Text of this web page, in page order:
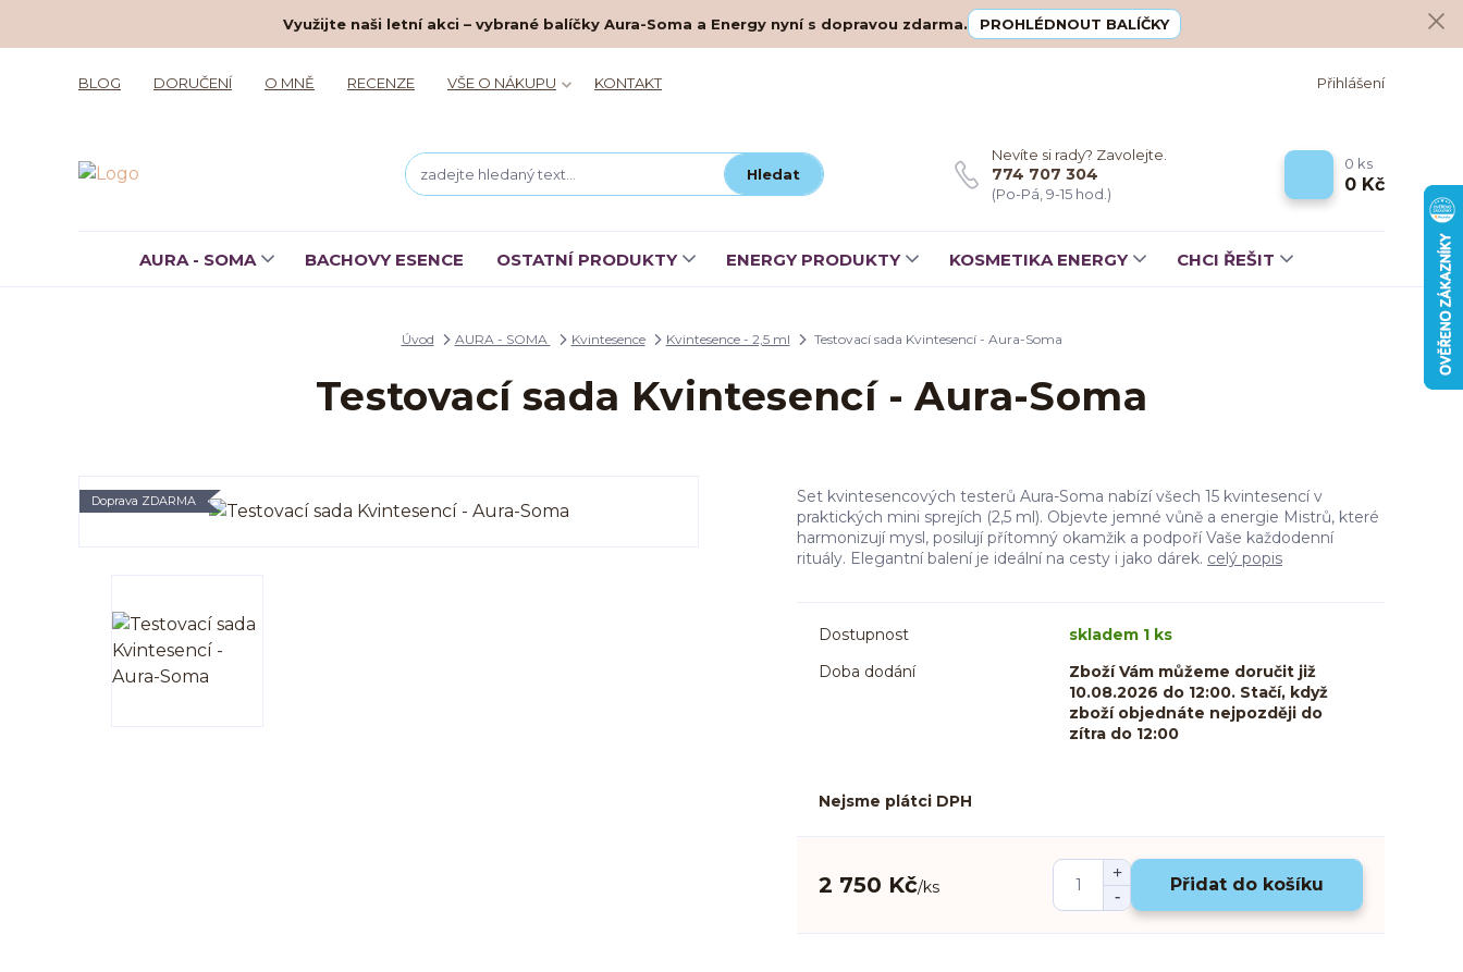
Využijte naši letní akci – vybrané balíčky Aura-Soma a Energy nyní s dopravou zdarma. PROHLÉDNOUT BALÍČKY
BLOG DORUČENÍ O MNĚ RECENZE VŠE O NÁKUPU KONTAKT Přihlášení
Hledat
Nevíte si rady? Zavolejte.
774 707 304
(Po-Pá, 9-15 hod.)
0 ks
0 Kč
AURA - SOMA BACHOVY ESENCE OSTATNÍ PRODUKTY ENERGY PRODUKTY KOSMETIKA ENERGY CHCI ŘEŠIT
Úvod AURA - SOMA Kvintesence Kvintesence - 2,5 ml Testovací sada Kvintesencí - Aura-Soma
Testovací sada Kvintesencí - Aura-Soma
Doprava ZDARMA
Set kvintesencových testerů Aura-Soma nabízí všech 15 kvintesencí v
praktických mini sprejích (2,5 ml). Objevte jemné vůně a energie Mistrů, které
harmonizují mysl, posilují přítomný okamžik a podpoří Vaše každodenní
rituály. Elegantní balení je ideální na cesty i jako dárek. celý popis
Dostupnost
skladem 1 ks
Doba dodání
Zboží Vám můžeme doručit již
10.08.2026 do 12:00. Stačí, když
zboží objednáte nejpozději do
zítra do 12:00
Nejsme plátci DPH
2 750 Kč/ks Přidat do košíku